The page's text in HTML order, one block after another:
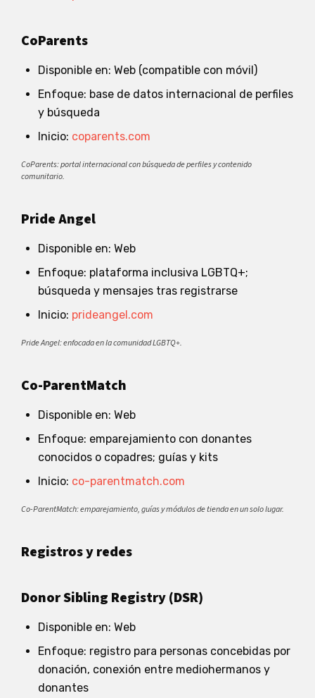
CoParents
Disponible en: Web (compatible con móvil)
Enfoque: base de datos internacional de perfiles
y búsqueda
Inicio: coparents.com
CoParents: portal internacional con búsqueda de perfiles y contenido
comunitario.
Pride Angel
Disponible en: Web
Enfoque: plataforma inclusiva LGBTQ+;
búsqueda y mensajes tras registrarse
Inicio: prideangel.com
Pride Angel: enfocada en la comunidad LGBTQ+.
Co-ParentMatch
Disponible en: Web
Enfoque: emparejamiento con donantes
conocidos o copadres; guías y kits
Inicio: co-parentmatch.com
Co-ParentMatch: emparejamiento, guías y módulos de tienda en un solo lugar.
Registros y redes
Donor Sibling Registry (DSR)
Disponible en: Web
Enfoque: registro para personas concebidas por
donación, conexión entre mediohermanos y
donantes